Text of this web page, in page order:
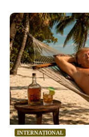
INTERNAȚIONAL